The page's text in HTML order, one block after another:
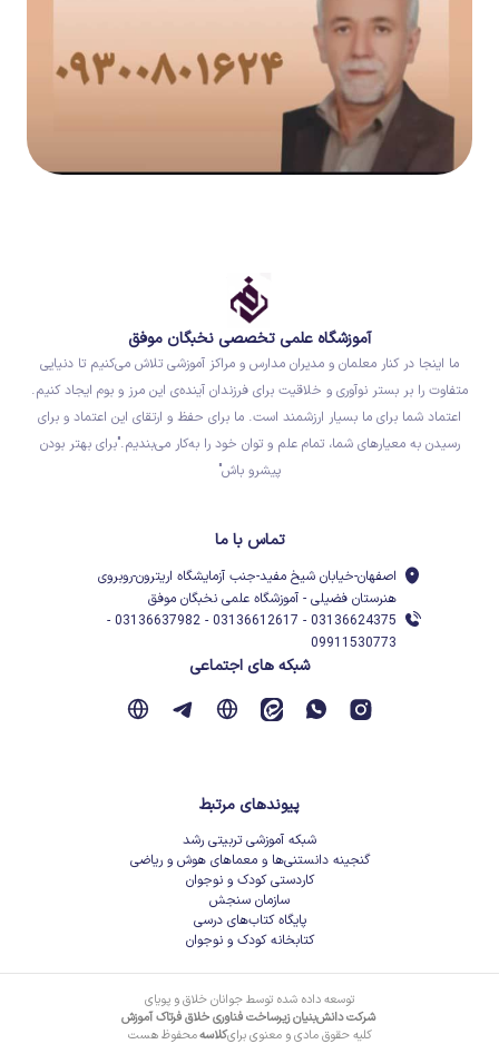
آموزشگاه علمی تخصصی نخبگان موفق
ما اینجا در کنار معلمان و مدیران مدارس و مراکز آموزشی تلاش می‌کنیم تا دنیایی
متفاوت را بر بستر نوآوری و خلاقیت برای فرزندان آینده‌ی این مرز و بوم ایجاد کنیم.
اعتماد شما برای ما بسیار ارزشمند است. ما برای حفظ و ارتقای این اعتماد و برای
رسیدن به معیارهای شما، تمام علم و توان خود را به‌کار می‌بندیم."برای بهتر بودن
پیشرو باش"
تماس با ما
اصفهان-خیابان شیخ مفید-جنب آزمایشگاه اریترون-روبروی
هنرستان فضیلی - آموزشگاه علمی نخبگان موفق
03136624375 - 03136612617 - 03136637982 -
09911530773
شبکه های اجتماعی
پیوندهای مرتبط
شبکه آموزشی تربیتی رشد
گنجینه دانستنی‌ها و معماهای هوش و ریاضی
کاردستی کودک و نوجوان
سازمان سنجش
پایگاه کتاب‌های درسی
کتابخانه کودک و نوجوان
توسعه داده شده توسط جوانان خلاق و پویای
شرکت دانش‌بنیان زیرساخت فناوری خلاق فرتاک آموزش
کلیه حقوق مادی و معنوی برایکلاسهمحفوظ هست